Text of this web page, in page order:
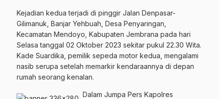
Kejadian kedua terjadi di pinggir Jalan Denpasar-
Gilimanuk, Banjar Yehbuah, Desa Penyaringan,
Kecamatan Mendoyo, Kabupaten Jembrana pada hari
Selasa tanggal 02 Oktober 2023 sekitar pukul 22.30 Wita.
Kade Suardika, pemilik sepeda motor kedua, mengalami
nasib serupa setelah memarkir kendaraannya di depan
rumah seorang kenalan.
Dalam Jumpa Pers Kapolres